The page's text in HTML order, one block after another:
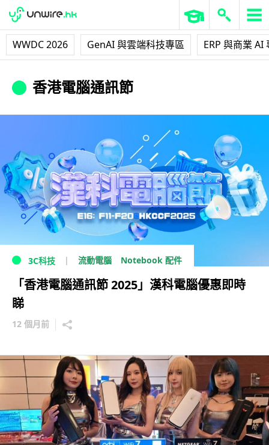
WWDC 2026 GenAI 與雲端科技專區 ERP 與商業 AI
香港電腦通訊節
3C科技 流動電腦 Notebook 配件
「香港電腦通訊節 2025」漢科電腦優惠即時
睇
12 個月前